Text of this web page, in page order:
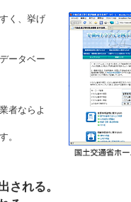
く、挙げ
ータベー
者ならよ
。
される。